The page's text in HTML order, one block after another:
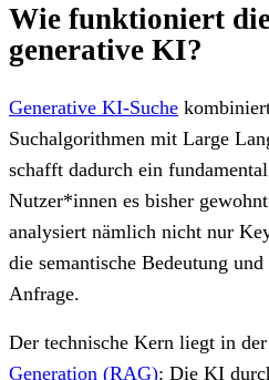
Wie funktioniert
generative KI?
Generative KI-Suche
Suchalgorithmen mit Large
schafft dadurch ein
Nutzer*innen es bisher
analysiert nämlich nicht nur
die semantische Bedeutung
Anfrage.
Der technische Kern liegt in der
Generation (RAG): Die KI